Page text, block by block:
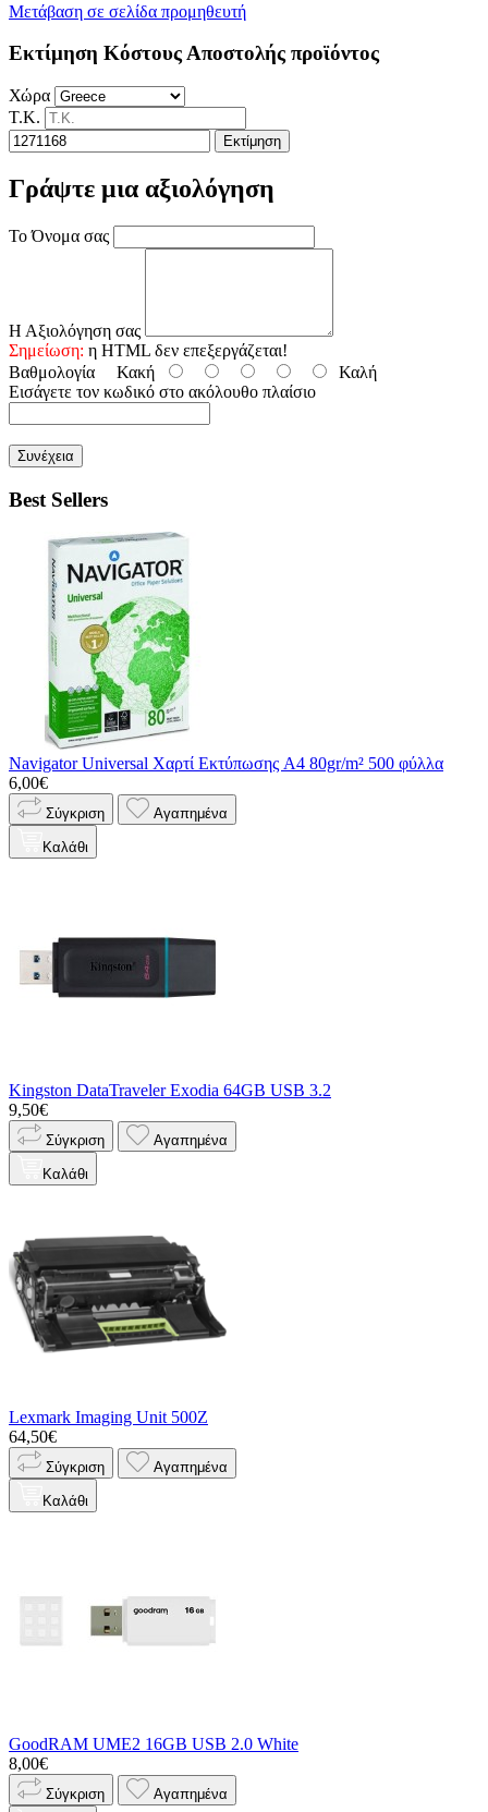
Μετάβαση σε σελίδα προμηθευτή
Εκτίμηση Κόστους Αποστολής προϊόντος
Χώρα
Τ.Κ.
Εκτίμηση
Γράψτε μια αξιολόγηση
Το Όνομα σας
Η Αξιολόγηση σας
Σημείωση: η HTML δεν επεξεργάζεται!
Βαθμολογία Κακή
Καλή
Εισάγετε τον κωδικό στο ακόλουθο πλαίσιο
Συνέχεια
Best Sellers
Navigator Universal Χαρτί Εκτύπωσης A4 80gr/m² 500 φύλλα
6,00€
Σύγκριση Αγαπημένα
Καλάθι
Kingston DataTraveler Exodia 64GB USB 3.2
9,50€
Σύγκριση Αγαπημένα
Καλάθι
Lexmark Imaging Unit 500Z
64,50€
Σύγκριση Αγαπημένα
Καλάθι
GoodRAM UME2 16GB USB 2.0 White
8,00€
Σύγκριση Αγαπημένα